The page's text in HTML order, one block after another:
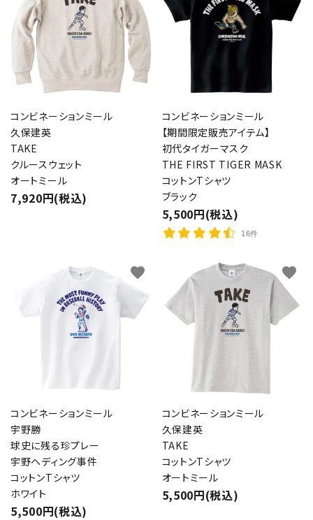
コンビネーションミール
久保建英
TAKE
クルースウェット
オートミール
7,920円(税込)
コンビネーションミール
【期間限定販売アイテム】
初代タイガーマスク
THE FIRST TIGER MASK
コットンTシャツ
ブラック
5,500円(税込)
16件
コンビネーションミール
宇野勝
球史に残る珍プレー
宇野ヘディング事件
コットンTシャツ
ホワイト
5,500円(税込)
favorite
コンビネーションミール
久保建英
TAKE
コットンTシャツ
オートミール
5,500円(税込)
favorite